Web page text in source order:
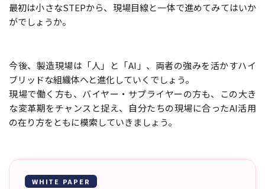
最初は小さなSTEPから、現場目線と一体で進めてみてはいか
がでしょうか。
今後、製造現場は「人」と「AI」、両者の強みを活かすハイ
ブリッドな組織体へと進化していくでしょう。
現場で働く方も、バイヤー・サプライヤーの方も、この大き
な変革期をチャンスと捉え、自分たちの現場に合ったAI活用
の在り方をともに模索していきましょう。
WHITE PAPER